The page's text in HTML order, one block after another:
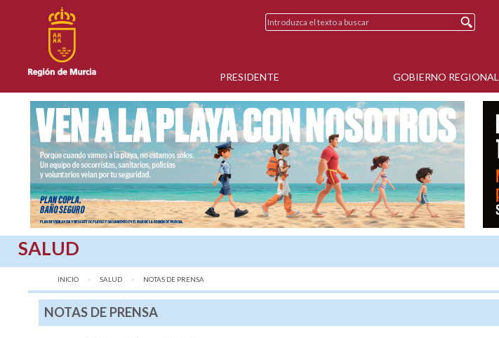
PRESIDENTE GOBIERNO REGIONAL
SALUD
INICIO SALUD AQUÍ:
NOTAS DE PRENSA
NOTAS DE PRENSA